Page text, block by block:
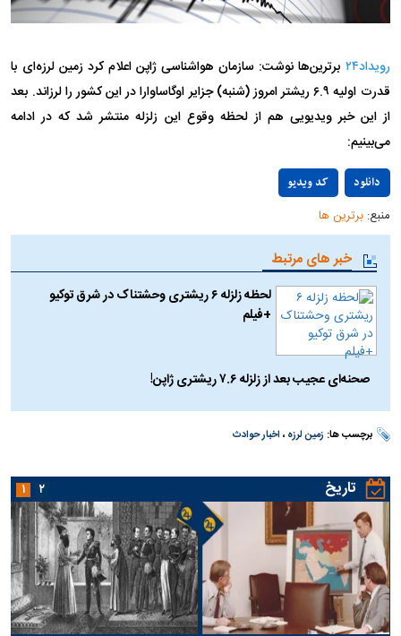
رویداد۲۴
برترین‌ها نوشت: سازمان هواشناسی ژاپن اعلام کرد زمین لرزه‌ای با
قدرت اولیه ۶.۹ ریشتر امروز (شنبه) جزایر اوگاساوارا در این کشور را لرزاند. بعد
از این خبر ویدیویی هم از لحظه وقوع این زلزله منتشر شد که در ادامه
می‌بینیم:
کد ویدیو
دانلود
منبع:برترین ها
خبر های مرتبط
لحظه زلزله ۶ ریشتری وحشتناک در شرق توکیو
+فیلم
صحنه‌ای عجیب بعد از زلزله ۷.۶ ریشتری ژاپن!
برچسب ها: زمین لرزه ، اخبار حوادث
تاریخ ۱ ۲